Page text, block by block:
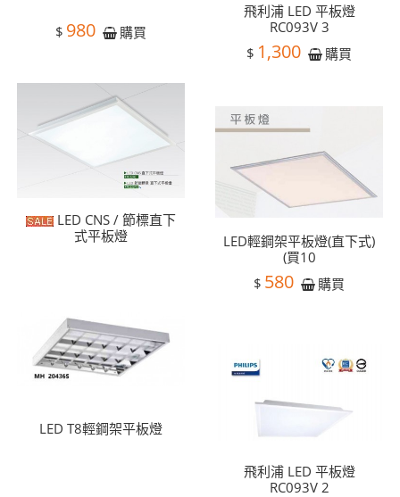
$ 980 購買
飛利浦 LED 平板燈
RC093V 3
$ 1,300 購買
LED CNS / 節標直下
式平板燈
LED輕鋼架平板燈(直下式)
(買10
$ 580 購買
LED T8輕鋼架平板燈
飛利浦 LED 平板燈
RC093V 2